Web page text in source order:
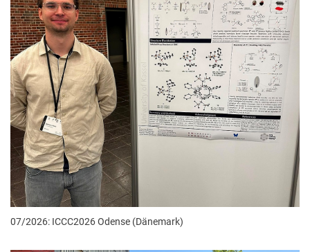
07/2026: ICCC2026 Odense (Dänemark)